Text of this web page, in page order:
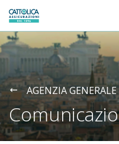
Generali logo
AGENZIA